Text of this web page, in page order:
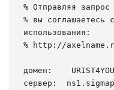
% Отправляя
% вы соглашаетесь
использования:
% http://
домен:
сервер: